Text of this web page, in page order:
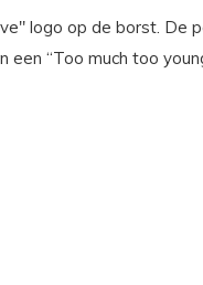
logo op de borst. De
“Too much too